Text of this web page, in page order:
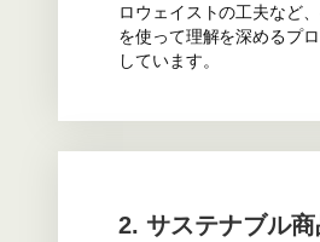
ロウェイストの工夫など
を使って理解を深めるプ
しています。
2. サステナブル